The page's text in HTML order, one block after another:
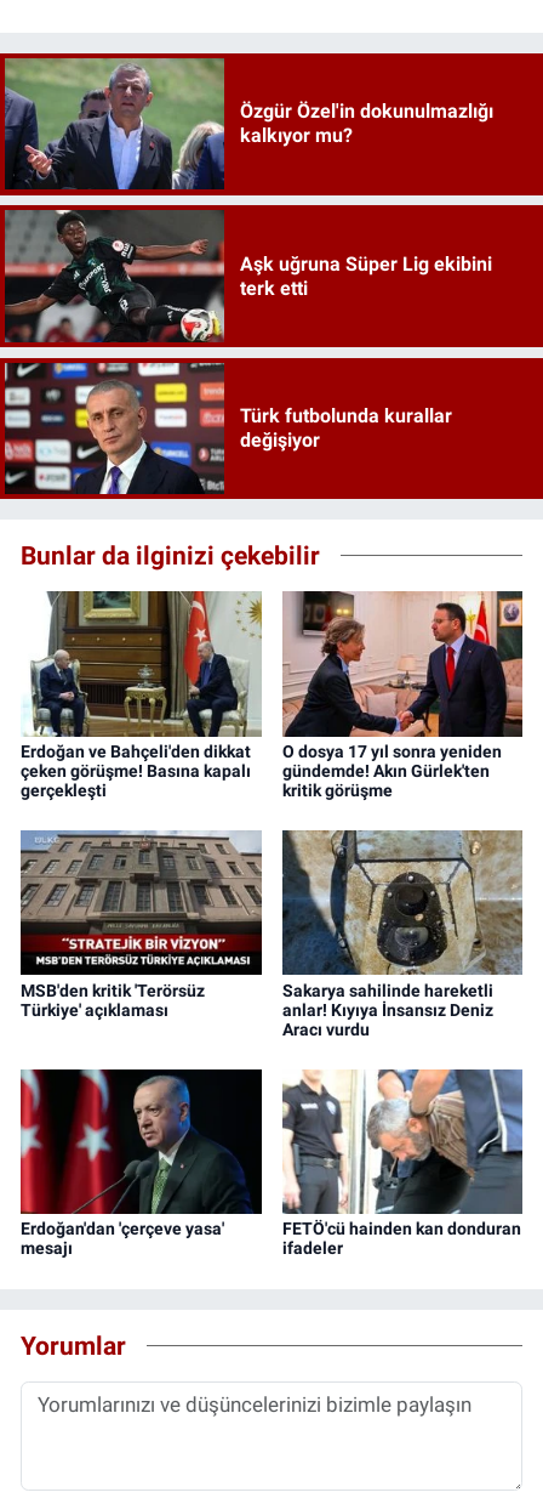
Özgür Özel'in dokunulmazlığı
kalkıyor mu?
Aşk uğruna Süper Lig ekibini
terk etti
Türk futbolunda kurallar
değişiyor
Bunlar da ilginizi çekebilir
Erdoğan ve Bahçeli'den dikkat
çeken görüşme! Basına kapalı
gerçekleşti
O dosya 17 yıl sonra yeniden
gündemde! Akın Gürlek'ten
kritik görüşme
MSB'den kritik 'Terörsüz
Türkiye' açıklaması
Sakarya sahilinde hareketli
anlar! Kıyıya İnsansız Deniz
Aracı vurdu
Erdoğan'dan 'çerçeve yasa'
mesajı
FETÖ'cü hainden kan donduran
ifadeler
Yorumlar